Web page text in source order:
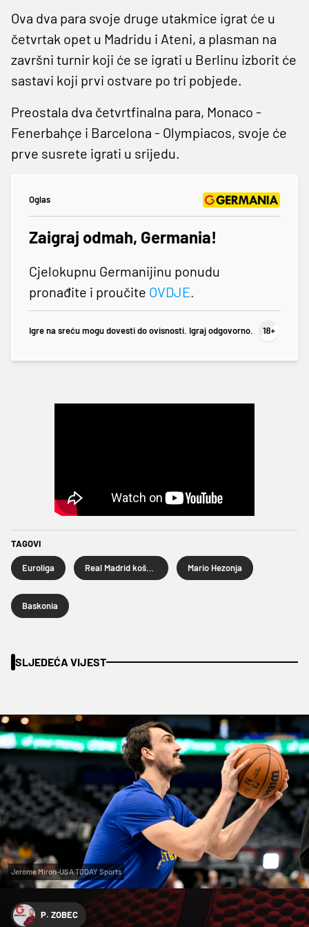
Ova dva para svoje druge utakmice igrat će u
četvrtak opet u Madridu i Ateni, a plasman na
završni turnir koji će se igrati u Berlinu izborit će
sastavi koji prvi ostvare po tri pobjede.
Preostala dva četvrtfinalna para, Monaco -
Fenerbahçe i Barcelona - Olympiacos, svoje će
prve susrete igrati u srijedu.
Oglas
Zaigraj odmah, Germania!
Cjelokupnu Germanijinu ponudu
pronađite i proučite OVDJE.
Igre na sreću mogu dovesti do ovisnosti. Igraj odgovorno.
TAGOVI
Euroliga Mario Hezonja
Baskonia
SLJEDEĆA VIJEST
Jerome Miron-USA TODAY Sports
P. ZOBEC